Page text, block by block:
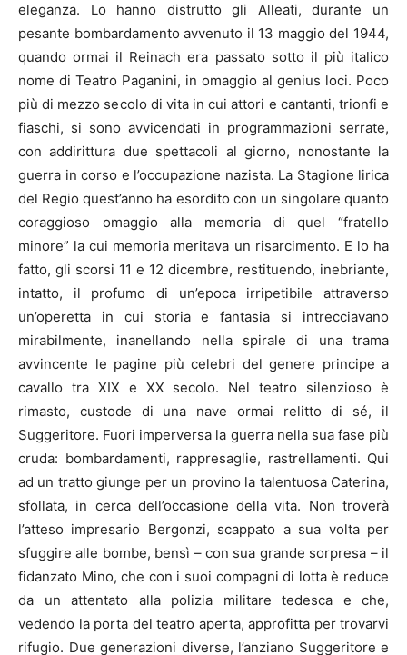
eleganza. Lo hanno distrutto gli Alleati, durante un
pesante bombardamento avvenuto il 13 maggio del 1944,
quando ormai il Reinach era passato sotto il più italico
nome di Teatro Paganini, in omaggio al genius loci. Poco
più di mezzo secolo di vita in cui attori e cantanti, trionfi e
fiaschi, si sono avvicendati in programmazioni serrate,
con addirittura due spettacoli al giorno, nonostante la
guerra in corso e l’occupazione nazista. La Stagione lirica
del Regio quest’anno ha esordito con un singolare quanto
coraggioso omaggio alla memoria di quel “fratello
minore” la cui memoria meritava un risarcimento. E lo ha
fatto, gli scorsi 11 e 12 dicembre, restituendo, inebriante,
intatto, il profumo di un’epoca irripetibile attraverso
un’operetta in cui storia e fantasia si intrecciavano
mirabilmente, inanellando nella spirale di una trama
avvincente le pagine più celebri del genere principe a
cavallo tra XIX e XX secolo. Nel teatro silenzioso è
rimasto, custode di una nave ormai relitto di sé, il
Suggeritore. Fuori imperversa la guerra nella sua fase più
cruda: bombardamenti, rappresaglie, rastrellamenti. Qui
ad un tratto giunge per un provino la talentuosa Caterina,
sfollata, in cerca dell’occasione della vita. Non troverà
l’atteso impresario Bergonzi, scappato a sua volta per
sfuggire alle bombe, bensì – con sua grande sorpresa – il
fidanzato Mino, che con i suoi compagni di lotta è reduce
da un attentato alla polizia militare tedesca e che,
vedendo la porta del teatro aperta, approfitta per trovarvi
rifugio. Due generazioni diverse, l’anziano Suggeritore e